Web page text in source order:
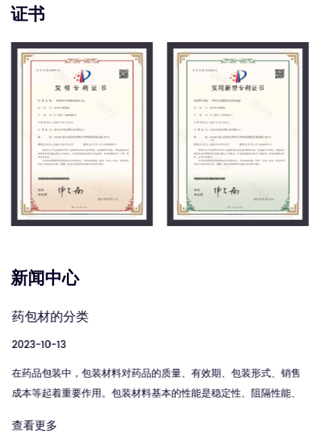
证书
新闻中心
药包材的分类
2023-10-13
在药品包装中，包装材料对药品的质量、有效期、包装形式、销售
成本等起着重要作用。包装材料基本的性能是稳定性、阻隔性能、
料，其次是中、外包装材料。常...
查看更多